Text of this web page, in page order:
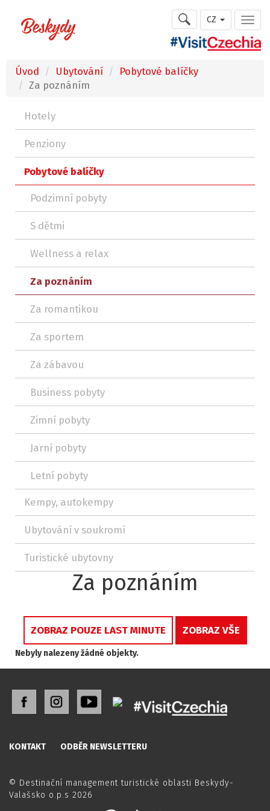
CZ
Úvod Ubytování
Pobytové balíčky
Za poznáním
Hotely
Penziony
Pobytové balíčky
Podzimní pobyty
S dětmi
Wellness a relax
Za poznáním
Za romantikou
Za sportem
Za zábavou
Business pobyty
Zimní pobyty
Jarní pobyty
Letní pobyty
Kempy, autokempy
Ubytování v soukromí
Turistické ubytovny
Za poznáním
ZOBRAZ POUZE LAST MINUTE ZOBRAZ VŠE
Nebyly nalezeny žádné objekty.
KONTAKT ODBĚR NEWSLETTERU
© Destinační management turistické oblasti Beskydy-
Valašsko o.p.s 2026